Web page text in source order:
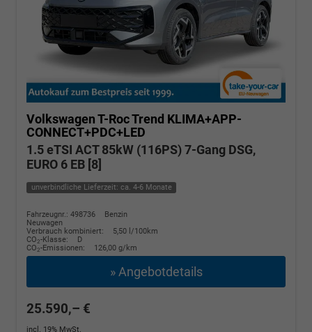
Volkswagen T-RocTrend KLIMA+APP-
CONNECT+PDC+LED
1.5 eTSI ACT 85kW (116PS) 7-Gang DSG,
EURO 6 EB [8]
unverbindliche Lieferzeit: ca. 4-6 Monate
Fahrzeugnr.: 498736
Benzin
Neuwagen
Verbrauch kombiniert:
5,50 l/100km
CO2-Klasse:
D
CO2-Emissionen: 126,00 g/km
» Angebotdetails
25.590,– €
incl. 19% MwSt.